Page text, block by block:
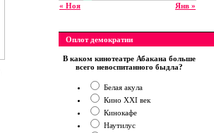
« Ноя Янв »
Оплот демократии
В каком кинотеатре Абакана больше
всего невоспитанного быдла?
Белая акула
Кино XXI век
Кинокафе
Наутилус